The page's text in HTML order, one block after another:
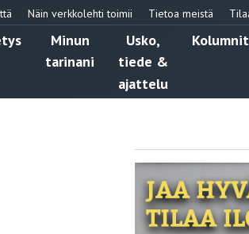
Näin verkkolehti toimii Tietoa meistä
Minun
tarinani
Usko,
tiede &
ajattelu
Kolumnit